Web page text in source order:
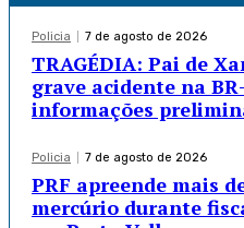
Policia 7 de agosto de 2026
TRAGÉDIA: Pai de
grave acidente na
informações
Policia 7 de agosto de 2026
PRF apreende mais
mercúrio durante